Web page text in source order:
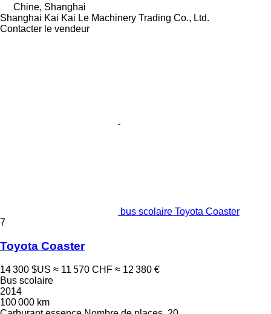
Chine, Shanghai
Shanghai Kai Kai Le Machinery Trading Co., Ltd.
Contacter le vendeur
bus scolaire Toyota Coaster
7
Toyota Coaster
14 300 $US ≈ 11 570 CHF ≈ 12 380 €
Bus scolaire
2014
100 000 km